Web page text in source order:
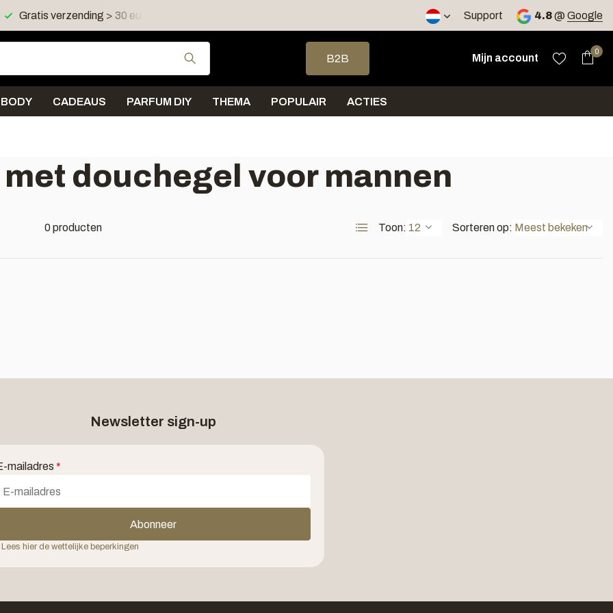
Gratis verzending > 30 euro in NL en BE Support 4.8@ Google
Gebruik de pijltjes op en neer om een beschikbaar resultaat te selecteren. Druk
B2B
Mijn account
0
BODY CADEAUS PARFUM DIY THEMA POPULAIR ACTIES
douchegel voor mannen
0 producten Toon: Sorteren op:
Newsletter sign-up
mailadres *
Abonneer
Lees hier de wettelijke beperkingen